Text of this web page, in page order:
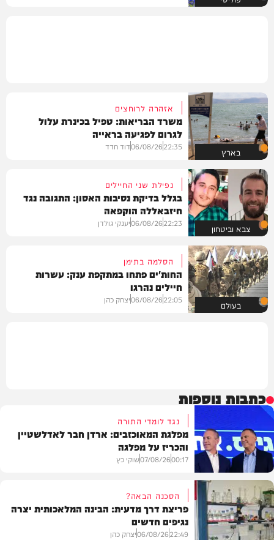
בארץ
אזהרה לרוחצים
משרד הבריאות: טפיל בכינרת עלול
לגרום לפגיעה בראייה
22:35
06/08/26דוד חדד
צבא וביטחון
נפילת שני החיילים
בגלל בדיקת נסיבות האסון: התגובה נגד
חיזבאללה הוקפאה
22:23
06/08/26יענקי גולדן
בעולם
הסלמה בתימן
החות'ים פתחו במתקפת ענק: עשרות
חיילים נהרגו
22:05
06/08/26יצחק כהן
כתבות נוספות
פוליטי
נגד לומדי התורה
מפלגת המאוכזבים: ארדן חבר לאדלשטיין
והכריז על מפלגה
00:17
07/08/26שוקי כץ
הסכנה הבאה?
פריצת דרך מדעית: הבינה המלאכותית יצרה
נגיפים חדשים
22:49
06/08/26יצחק כהן